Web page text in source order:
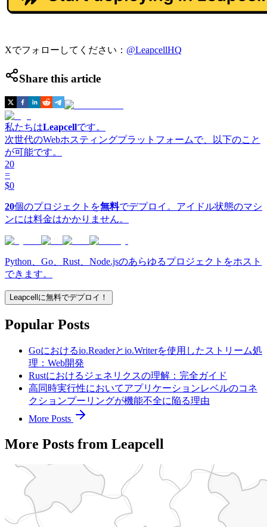
Xでフォローしてください： @LeapcellHQ
Share this article
私たちはLeapcellです。
次世代のWebホスティングプラットフォームで、以下のこと
が可能です。
20
=
$0
20個のプロジェクトを無料でデプロイ。アイドル状態のマシ
ンには料金はかかりません。
Python、Go、Rust、Node.jsのあらゆるプロジェクトをホスト
できます。
Leapcellに無料でデプロイ！
Popular Posts
Goにおけるio.Readerとio.Writerを使用したストリーム処
理：Web開発
Rustにおけるジェネリクスの理解：完全ガイド
高同時実行性においてアプリケーションレベルのコネ
クションプーリングが機能不全に陥る理由
More Posts
More Posts from Leapcell